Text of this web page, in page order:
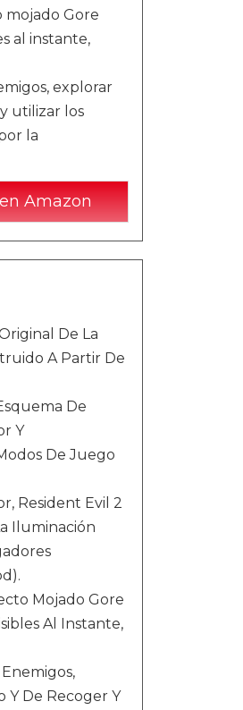
mojado Gore
al instante,
explorar
utilizar los
la
Amazon
De La
A Partir De
De
Y
De Juego
Resident Evil 2
Iluminación
Mojado Gore
Al Instante,
Y De Recoger Y